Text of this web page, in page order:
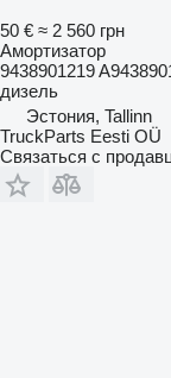
50 € ≈ 2 560 грн
Амортизатор
9438901219
дизель
Эстония, Tallinn
TruckParts Eesti OÜ
Связаться с